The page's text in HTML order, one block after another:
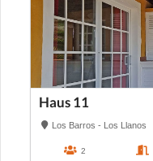
Haus 11
Los Barros - Los Llanos
2